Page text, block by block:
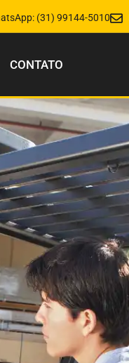
(31) 99144-5010
CONTATO